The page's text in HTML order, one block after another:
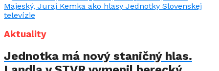
Aktuality
Jednotka má nový staničný hlas.